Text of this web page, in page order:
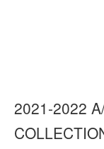
2021-2022